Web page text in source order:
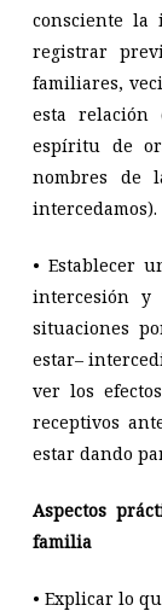
consciente la
registrar
familiares,
esta
espíritu de
nombres de
intercedamos).
• Establecer
intercesión y
situaciones
estar–
ver los
receptivos
estar dando
Aspectos
familia
• Explicar lo